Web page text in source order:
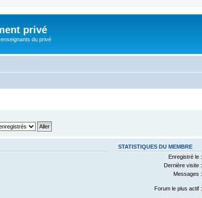
privé
du privé
STATISTIQUES DU MEMBRE
Enregistré le :
Dernière visite :
Messages :
Forum le plus actif :